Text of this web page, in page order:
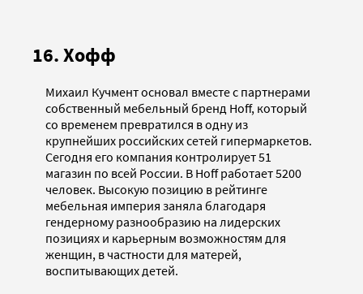
16. Хофф
Михаил Кучмент основал вместе с партнерами
собственный мебельный бренд Hoff, который
со временем превратился в одну из
крупнейших российских сетей гипермаркетов.
Сегодня его компания контролирует 51
магазин по всей России. В Hoff работает 5200
человек. Высокую позицию в рейтинге
мебельная империя заняла благодаря
гендерному разнообразию на лидерских
позициях и карьерным возможностям для
женщин, в частности для матерей,
воспитывающих детей.